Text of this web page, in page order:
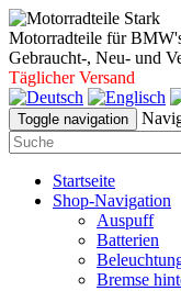
Motorradteile für
Gebraucht-, Neu- und
Täglicher Versand
Toggle navigation
Startseite
Shop-Navigation
Auspuff
Batterien
Bremse